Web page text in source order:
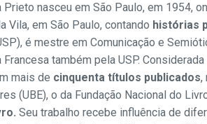
Prieto nasceu em São Paulo, em 1954,
Vila, em São Paulo, contando histórias
é mestre em Comunicação e
também pela USP.
mais de cinquenta títulos publicados,
(UBE), o da Fundação Nacional do
Seu trabalho recebe influência de